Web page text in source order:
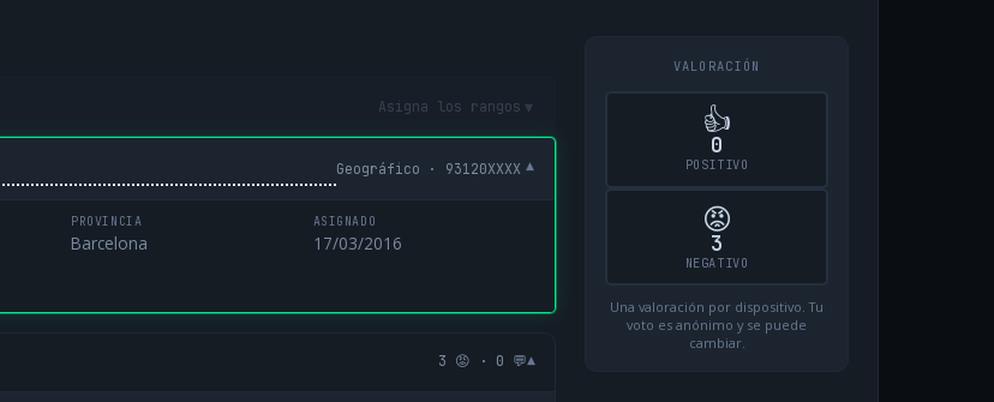
Asigna los rangos ▾
Geográfico · 93120XXXX ▾
PROVINCIA
Barcelona
ASIGNADO
17/03/2016
3 😡 · 0 💬▾
VALORACIÓN
👍
0
POSITIVO
😡
3
NEGATIVO
Una valoración por dispositivo. Tu
voto es anónimo y se puede
cambiar.